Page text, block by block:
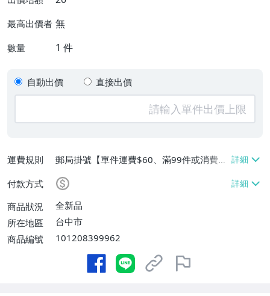
最高出價者 無
數量 1 件
自動出價 直接出價
運費規則
郵局掛號【單件運費$60、滿99件或消費滿
$9999免運費】
付款方式
商品狀況
全新品
所在地區
台中市
商品編號
101208399962